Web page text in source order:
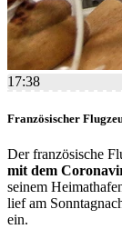
17:38
Französischer
Der französische
mit dem
seinem
lief am
ein.